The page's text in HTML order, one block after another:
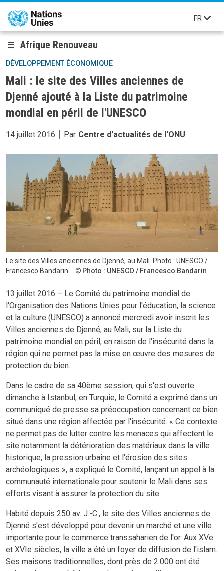
Aller au contenu principal
FR
Afrique Renouveau
DÉVELOPPEMENT ÉCONOMIQUE
Mali : le site des Villes anciennes de
Djenné ajouté à la Liste du patrimoine
mondial en péril de l'UNESCO
14 juillet 2016 Par Centre d'actualités de l'ONU
Le site des Villes anciennes de Djenné, au Mali. Photo : UNESCO /
Francesco Bandarin
Photo : UNESCO / Francesco Bandarin
13 juillet 2016 – Le Comité du patrimoine mondial de
l'Organisation des Nations Unies pour l'éducation, la science
et la culture (UNESCO) a annoncé mercredi avoir inscrit les
Villes anciennes de Djenné, au Mali, sur la Liste du
patrimoine mondial en péril, en raison de l'insécurité dans la
région qui ne permet pas la mise en œuvre des mesures de
protection du bien.
Dans le cadre de sa 40ème session, qui s'est ouverte
dimanche à Istanbul, en Turquie, le Comité a exprimé dans un
communiqué de presse sa préoccupation concernant ce bien
situé dans une région affectée par l'insécurité. « Ce contexte
ne permet pas de lutter contre les menaces qui affectent le
site notamment la détérioration des matériaux dans la ville
historique, la pression urbaine et l'érosion des sites
archéologiques », a expliqué le Comité, lançant un appel à la
communauté internationale pour soutenir le Mali dans ses
efforts visant à assurer la protection du site.
Habité depuis 250 av. J.-C., le site des Villes anciennes de
Djenné s'est développé pour devenir un marché et une ville
importante pour le commerce transsaharien de l'or. Aux XVe
et XVIe siècles, la ville a été un foyer de diffusion de l'islam.
Ses maisons traditionnelles, dont près de 2.000 ont été